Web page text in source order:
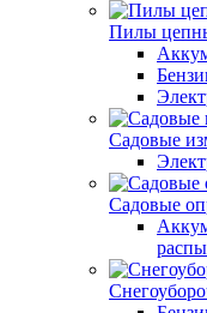
Пилы
Садовые
Садовые